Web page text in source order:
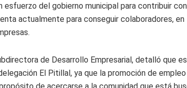
esfuerzo del gobierno municipal para contribuir
actualmente para conseguir colaboradores,
de Desarrollo Empresarial, detalló que
El Pitillal, ya que la promoción de
de acercarse a la comunidad que está